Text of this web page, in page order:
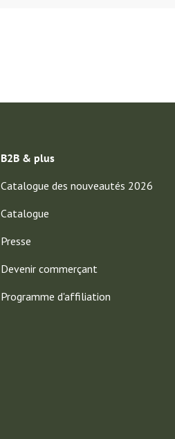
B2B & plus
Catalogue des nouveautés 2026
Catalogue
Presse
Devenir commerçant
Programme d'affiliation